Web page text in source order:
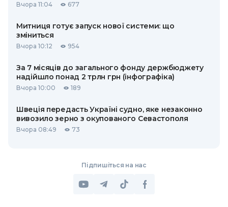
Вчора 11:04 677
Митниця готує запуск нової системи: що
зміниться
Вчора 10:12 954
За 7 місяців до загального фонду держбюджету
надійшло понад 2 трлн грн (інфографіка)
Вчора 10:00 189
Швеція передасть Україні судно, яке незаконно
вивозило зерно з окупованого Севастополя
Вчора 08:49 73
Підпишіться на нас